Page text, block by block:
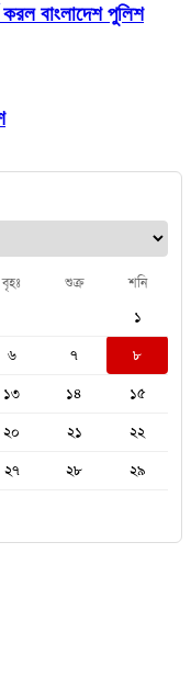
বাংলাদেশ পুলিশ
বৃহঃ শুক্র শনি
১
৬ ৭
৮
১৩ ১৪
১৫
২০ ২১
২২
২৭ ২৮
২৯